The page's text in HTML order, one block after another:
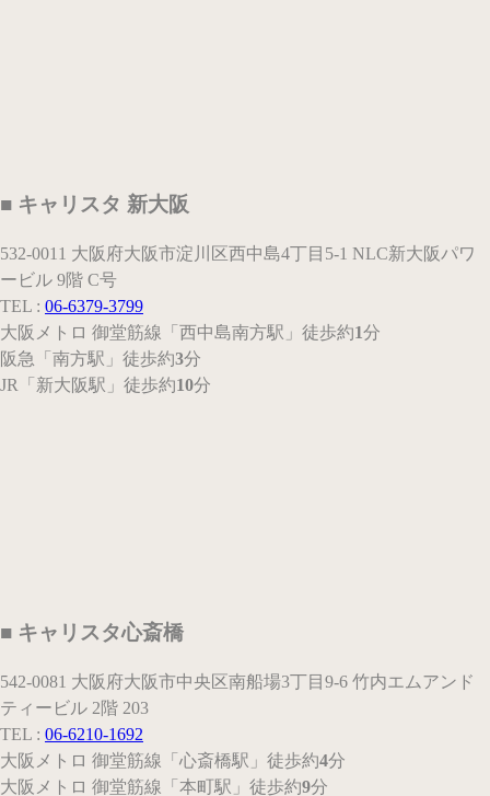
■ キャリスタ 新大阪
532-0011 大阪府大阪市淀川区西中島4丁目5-1 NLC新大阪パワ
ービル 9階 C号
TEL : 06-6379-3799
大阪メトロ 御堂筋線 「西中島南方駅」 徒歩約1分
阪急
「南方駅」 徒歩約3分
JR
「新大阪駅」 徒歩約10分
■ キャリスタ心斎橋
542-0081 大阪府大阪市中央区南船場3丁目9-6 竹内エムアンド
ティービル 2階 203
TEL : 06-6210-1692
大阪メトロ 御堂筋線 「心斎橋駅」 徒歩約4分
大阪メトロ 御堂筋線 「本町駅」 徒歩約9分